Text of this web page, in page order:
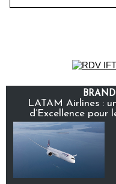
LATAM Airlines :
d’Excellence pour